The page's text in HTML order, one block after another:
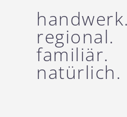
handwerk.
regional.
familiär.
natürlich.